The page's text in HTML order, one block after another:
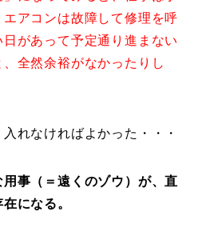
アコンは故障して修理を呼
があって予定通り進まない
全然余裕がなかったりし
れなければよかった・・・
事（＝遠くのゾウ）が、直
になる。